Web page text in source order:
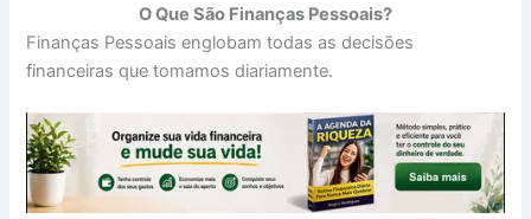
O Que São Finanças Pessoais?
Finanças Pessoais englobam todas as decisões
financeiras que tomamos diariamente.